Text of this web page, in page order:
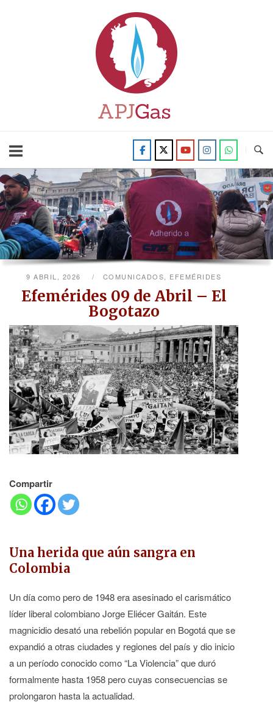
9 ABRIL, 2026 COMUNICADOS, EFEMÉRIDES
Efemérides 09 de Abril – El
Bogotazo
Compartir
Una herida que aún sangra en
Colombia
Un día como pero de 1948 era asesinado el carismático
líder liberal colombiano Jorge Eliécer Gaitán. Este
magnicidio desató una rebelión popular en Bogotá que se
expandió a otras ciudades y regiones del país y dio inicio
a un período conocido como “La Violencia” que duró
formalmente hasta 1958 pero cuyas consecuencias se
prolongaron hasta la actualidad.